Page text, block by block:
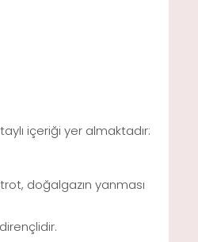
içeriği yer almaktadır:
doğalgazın yanması